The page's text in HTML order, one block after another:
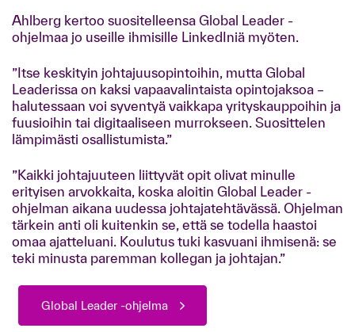
Ahlberg kertoo suositelleensa Global Leader -
ohjelmaa jo useille ihmisille LinkedIniä myöten.
”Itse keskityin johtajuusopintoihin, mutta Global
Leaderissa on kaksi vapaavalintaista opintojaksoa –
halutessaan voi syventyä vaikkapa yrityskauppoihin ja
fuusioihin tai digitaaliseen murrokseen. Suosittelen
lämpimästi osallistumista.”
”Kaikki johtajuuteen liittyvät opit olivat minulle
erityisen arvokkaita, koska aloitin Global Leader -
ohjelman aikana uudessa johtajatehtävässä. Ohjelman
tärkein anti oli kuitenkin se, että se todella haastoi
omaa ajatteluani. Koulutus tuki kasvuani ihmisenä: se
teki minusta paremman kollegan ja johtajan.”
Global Leader -ohjelma